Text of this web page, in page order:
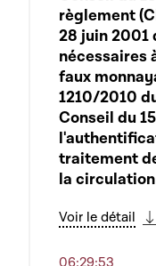
règlement
28 juin 2001
nécessaires
faux
1210/2010
Conseil du
traitement
la
Voir le détail
06:29:53